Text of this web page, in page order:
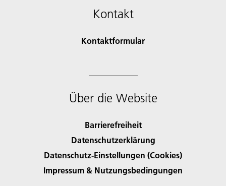
Kontakt
Kontaktformular
Über die Website
Barrierefreiheit
Datenschutzerklärung
Datenschutz-Einstellungen (Cookies)
Impressum & Nutzungsbedingungen